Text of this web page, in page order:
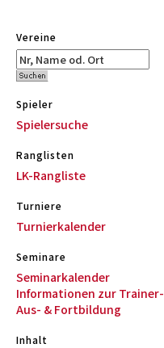
Vereine
Spieler
Spielersuche
Ranglisten
LK-Rangliste
Turniere
Turnierkalender
Seminare
Seminarkalender
Informationen zur Trainer-
Aus- & Fortbildung
Inhalt